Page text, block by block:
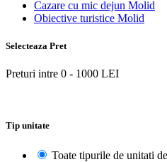
Cazare cu mic dejun Molid
Obiective turistice Molid
Selecteaza Pret
Preturi intre 0 - 1000 LEI
Tip unitate
Toate tipurile de unitati